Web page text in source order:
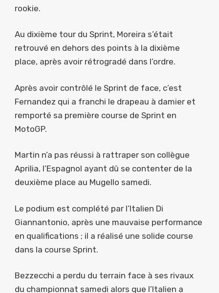
rookie.
Au dixième tour du Sprint, Moreira s’était
retrouvé en dehors des points à la dixième
place, après avoir rétrogradé dans l’ordre.
Après avoir contrôlé le Sprint de face, c’est
Fernandez qui a franchi le drapeau à damier et
remporté sa première course de Sprint en
MotoGP.
Martin n’a pas réussi à rattraper son collègue
Aprilia, l’Espagnol ayant dû se contenter de la
deuxième place au Mugello samedi.
Le podium est complété par l’Italien Di
Giannantonio, après une mauvaise performance
en qualifications ; il a réalisé une solide course
dans la course Sprint.
Bezzecchi a perdu du terrain face à ses rivaux
du championnat samedi alors que l’Italien a